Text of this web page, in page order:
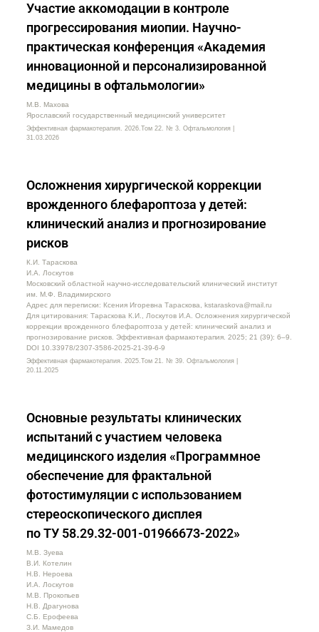
Участие аккомодации в контроле
прогрессирования миопии. Научно-
практическая конференция «Академия
инновационной и персонализированной
медицины в офтальмологии»
М.В. Махова
Ярославский государственный медицинский университет
Эффективная фармакотерапия. 2026.Том 22. № 3. Офтальмология |
31.03.2026
Осложнения хирургической коррекции
врожденного блефароптоза у детей:
клинический анализ и прогнозирование
рисков
К.И. Тараскова
И.А. Лоскутов
Московский областной научно-исследовательский клинический институт
им. М.Ф. Владимирского
Адрес для переписки: Ксения Игоревна Тараскова, kstaraskova@mail.ru
Для цитирования: Тараскова К.И., Лоскутов И.А. Осложнения хирургической
коррекции врожденного блефароптоза у детей: клинический анализ и
прогнозирование рисков. Эффективная фармакотерапия. 2025; 21 (39): 6–9.
DOI 10.33978/2307-3586-2025-21-39-6-9
Эффективная фармакотерапия. 2025.Том 21. № 39. Офтальмология |
20.11.2025
Основные результаты клинических
испытаний с участием человека
медицинского изделия «Программное
обеспечение для фрактальной
фотостимуляции с использованием
стереоскопического дисплея
по ТУ 58.29.32-001-01966673-2022»
М.В. Зуева
В.И. Котелин
Н.В. Нероева
И.А. Лоскутов
М.В. Прокопьев
Н.В. Драгунова
С.Б. Ерофеева
З.И. Мамедов